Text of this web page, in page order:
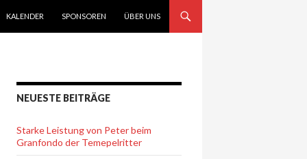
KALENDER SPONSOREN ÜBER UNS
NEUESTE BEITRÄGE
Starke Leistung von Peter beim
Granfondo der Temepelritter